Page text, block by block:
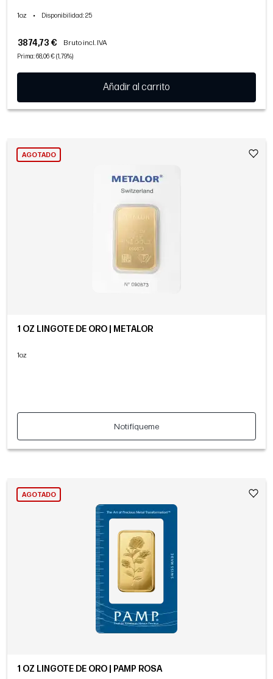
1oz • Disponibilidad: 25
3874,73 € Bruto incl. IVA
Prima: 68,06 € (1,79%)
Añadir al carrito
AGOTADO
1 OZ LINGOTE DE ORO | METALOR
1oz
Notifíqueme
AGOTADO
1 OZ LINGOTE DE ORO | PAMP ROSA